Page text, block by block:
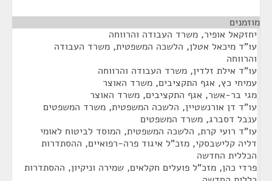
מוזמנים
יחזקאל אופיר, משרד העבודה והרווחה
עו"ד מיכאל אטלן, הלשכה המשפטית, משרד העבודה
והרווחה
עו"ד אילת זלדין, משרד העבודה והרווחה
עמיחי כץ, אגף התקציבים, משרד האוצר
מגי בר-אשר, אגף התקציבים, משרד האוצר
עו"ד דן אורנשטיין, הלשכה המשפטית, משרד המשפטים
ענבל דסברג, משרד המשפטים
עו"ד רועי קרת, הלשכה המשפטית, המוסד לביטוח לאומי
דליה קלישבסקי, מזכ"ל איגוד פרה-רפואיים, ההסתדרות
הכללית החדשה
פרדי כהן, מזכ"ל פועלים חקלאים, שמירה וניקיון, ההסתדרות